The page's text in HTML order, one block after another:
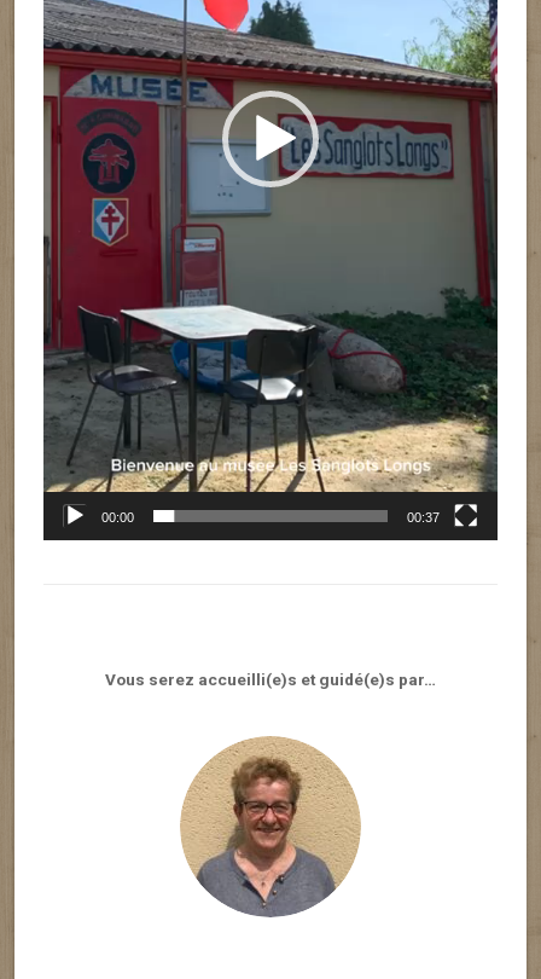
00:00 00:37
Vous serez accueilli(e)s et guidé(e)s par…